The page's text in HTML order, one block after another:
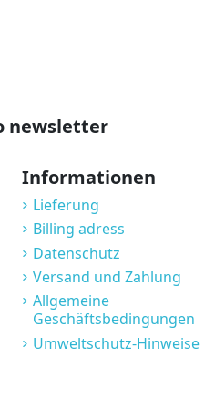
newsletter
Informationen
Lieferung
Billing adress
Datenschutz
Versand und Zahlung
Allgemeine
Geschäftsbedingungen
Umweltschutz-Hinweise